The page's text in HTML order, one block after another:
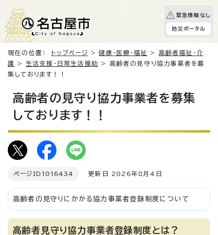
緊急情報なし
防災ポータル
現在の位置： トップページ >健康・医療・福祉 > 高齢者福祉・介
護
> 生活支援・日常生活援助
> 高齢者の見守り協力事業者を募
集しております！！
高齢者の見守り協力事業者を募集
しております！！
ページID 1016434 更新日 2026年8月4日
高齢者の見守りにかかる協力事業者登録制度について
高齢者見守り協力事業者登録制度とは？